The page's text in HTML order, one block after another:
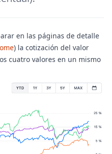
en las páginas de detalle
) la cotización del valor
cuatro valores en un mismo